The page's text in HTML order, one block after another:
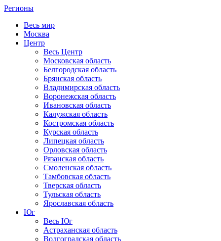
Регионы
Весь мир
Москва
Центр
Весь Центр
Московская область
Белгородская область
Брянская область
Владимирская область
Воронежская область
Ивановская область
Калужская область
Костромская область
Курская область
Липецкая область
Орловская область
Рязанская область
Смоленская область
Тамбовская область
Тверская область
Тульская область
Ярославская область
Юг
Весь Юг
Астраханская область
Волгоградская область